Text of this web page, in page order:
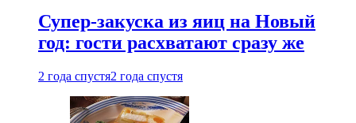
Супер-закуска из яиц на Новый
год: гости расхватают сразу же
2 года спустя2 года спустя